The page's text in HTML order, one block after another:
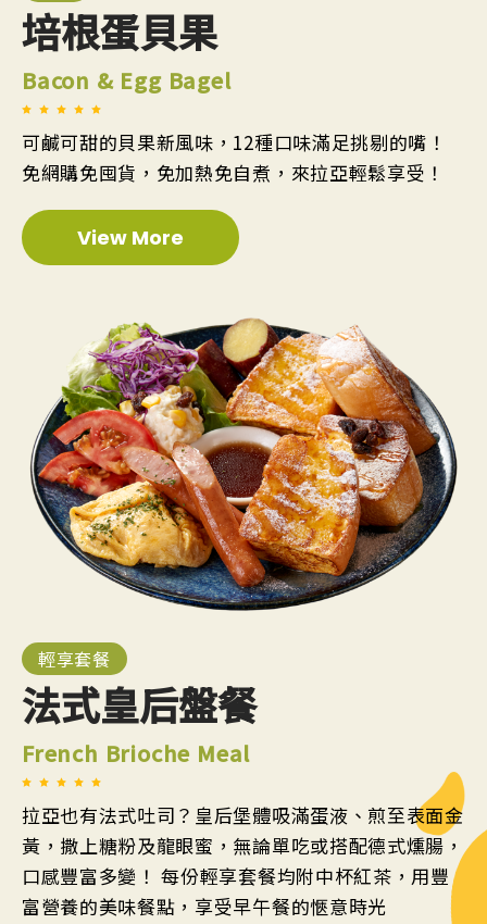
培根蛋貝果
Bacon & Egg Bagel
可鹹可甜的貝果新風味，12種口味滿足挑剔的嘴！
免網購免囤貨，免加熱免自煮，來拉亞輕鬆享受！
View More
輕享套餐
法式皇后盤餐
French Brioche Meal
拉亞也有法式吐司？皇后堡體吸滿蛋液、煎至表面金
黃，撒上糖粉及龍眼蜜，無論單吃或搭配德式燻腸，
口感豐富多變！ 每份輕享套餐均附中杯紅茶，用豐
富營養的美味餐點，享受早午餐的愜意時光